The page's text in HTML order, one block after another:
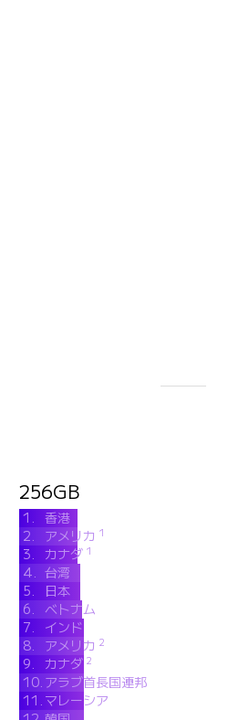
256GB
1. 香港
2.
アメリカ 1
3.
カナダ 1
4. 台湾
5.
日本
6.
ベトナム
7.
インド
8.
アメリカ 2
9.
カナダ 2
10. アラブ首長国連邦
11. マレーシア